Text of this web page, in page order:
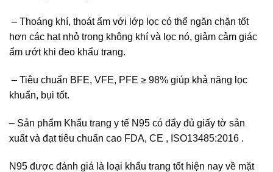
– Thoáng khí, thoát ẩm với lớp lọc có thể ngăn chặn tốt
hơn các hạt nhỏ trong không khí và lọc nó, giảm cảm giác
ẩm ướt khi đeo khẩu trang.
– Tiêu chuẩn BFE, VFE, PFE ≥ 98% giúp khả năng lọc
khuẩn, bụi tốt.
– Sản phẩm Khẩu trang y tế N95 có đẩy đủ giấy tờ sản
xuất và đạt tiêu chuẩn cao FDA, CE , ISO13485:2016 .
N95 được đánh giá là loại khẩu trang tốt hiện nay về mặt